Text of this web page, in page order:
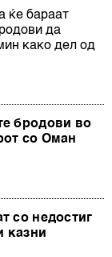
ќе бараат
да
како дел од
бродови во
со Оман
со недостиг
казни